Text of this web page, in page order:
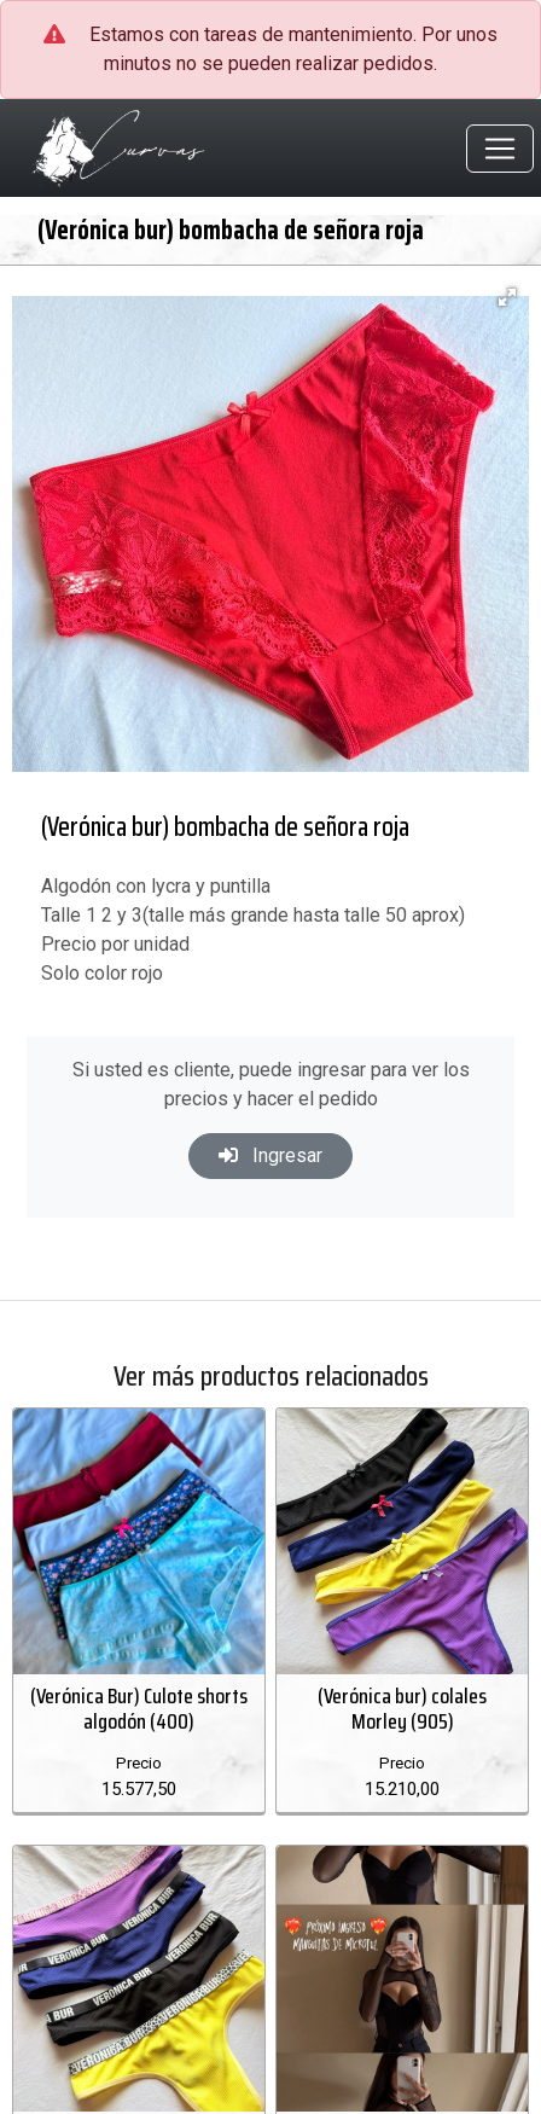
Estamos con tareas de mantenimiento. Por unos
minutos no se pueden realizar pedidos.
(Verónica bur) bombacha de señora roja
(Verónica bur) bombacha de señora roja
Algodón con lycra y puntilla
Talle 1 2 y 3(talle más grande hasta talle 50 aprox)
Precio por unidad
Solo color rojo
Si usted es cliente, puede ingresar para ver los
precios y hacer el pedido
Ingresar
Ver más productos relacionados
(Verónica Bur) Culote shorts
algodón (400)
Precio
15.577,50
(Verónica bur) colales
Morley (905)
Precio
15.210,00